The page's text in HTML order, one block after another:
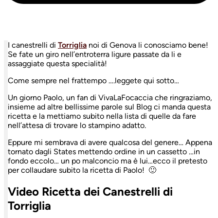
I canestrelli di Torriglia noi di Genova li conosciamo bene!
Se fate un giro nell’entroterra ligure passate da li e
assaggiate questa specialità!
Come sempre nel frattempo ….leggete qui sotto…
Un giorno Paolo, un fan di VivaLaFocaccia che ringraziamo,
insieme ad altre bellissime parole sul Blog ci manda questa
ricetta e la mettiamo subito nella lista di quelle da fare
nell’attesa di trovare lo stampino adatto.
Eppure mi sembrava di avere qualcosa del genere… Appena
tornato dagli States mettendo ordine in un cassetto …in
fondo eccolo… un po malconcio ma è lui…ecco il pretesto
per collaudare subito la ricetta di Paolo! 🙂
Video Ricetta dei Canestrelli di
Torriglia